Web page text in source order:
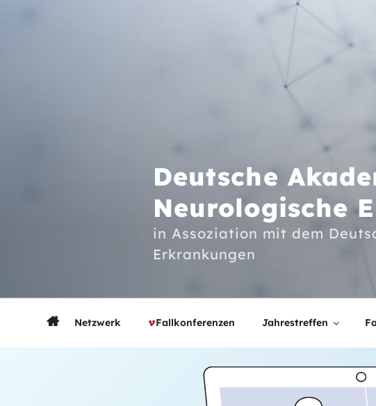
Deutsche
Neurologische
in Assoziation mit dem
Erkrankungen
Netzwerk Fallkonferenzen Jahrestreffen